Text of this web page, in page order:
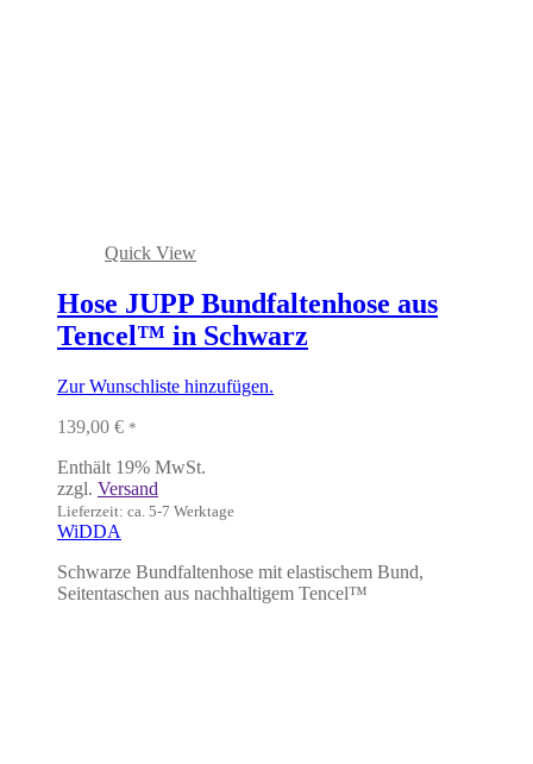
Quick View
Hose JUPP Bundfaltenhose aus
Tencel™ in Schwarz
Zur Wunschliste hinzufügen.
139,00 € *
Enthält 19% MwSt.
zzgl. Versand
Lieferzeit: ca. 5-7 Werktage
WiDDA
Schwarze Bundfaltenhose mit elastischem Bund,
Seitentaschen aus nachhaltigem Tencel™